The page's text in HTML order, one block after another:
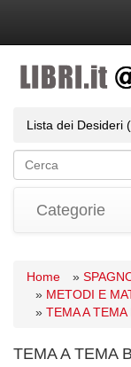
Lista dei Desideri
Categorie
Home »
» METODI E
» TEMA A TEMA
TEMA A TEMA